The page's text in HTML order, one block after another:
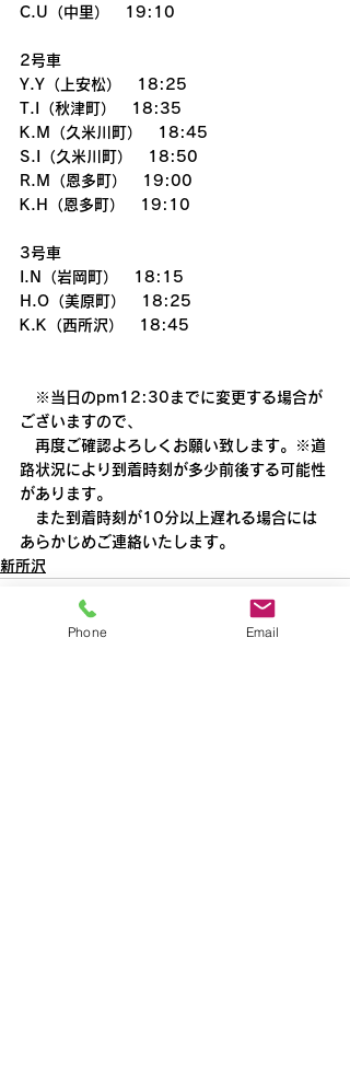
C.U（中里）　19:10
2号車
Y.Y（上安松）　18:25
T.I（秋津町）　18:35
K.M（久米川町）　18:45
S.I（久米川町）　18:50
R.M（恩多町）　19:00
K.H（恩多町）　19:10
3号車
I.N（岩岡町）　18:15
H.O（美原町）　18:25
K.K（西所沢）　18:45
※当日のpm12:30までに変更する場合が
ございますので、
再度ご確認よろしくお願い致します。※道
路状況により到着時刻が多少前後する可能性
があります。
また到着時刻が10分以上遅れる場合には
あらかじめご連絡いたします。
新所沢
Phone Email